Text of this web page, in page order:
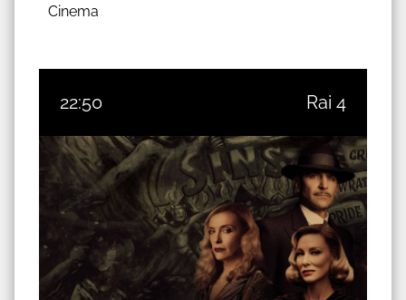
Cinema
22:50 Rai 4